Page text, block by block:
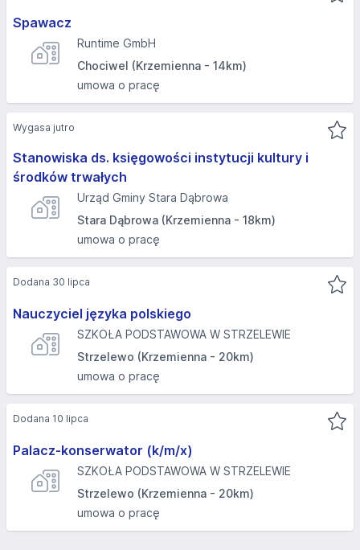
Spawacz
Runtime GmbH
Chociwel (Krzemienna - 14km)
umowa o pracę
Stanowiska ds. księgowości instytucji kultury i
środków trwałych
Urząd Gminy Stara Dąbrowa
Stara Dąbrowa (Krzemienna - 18km)
umowa o pracę
Wygasa jutro
Nauczyciel języka polskiego
SZKOŁA PODSTAWOWA W STRZELEWIE
Strzelewo (Krzemienna - 20km)
umowa o pracę
Dodana 30 lipca
Palacz-konserwator (k/m/x)
SZKOŁA PODSTAWOWA W STRZELEWIE
Strzelewo (Krzemienna - 20km)
umowa o pracę
Dodana 10 lipca